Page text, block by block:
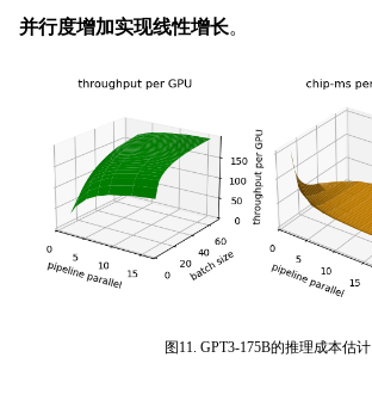
并行度增加实现线性增长。
图11. GPT3-175B的推理成本估计